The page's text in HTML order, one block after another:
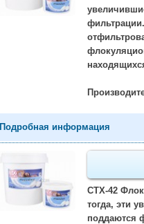
Подробная информация
CTX-42
тогда, эти
поддаются